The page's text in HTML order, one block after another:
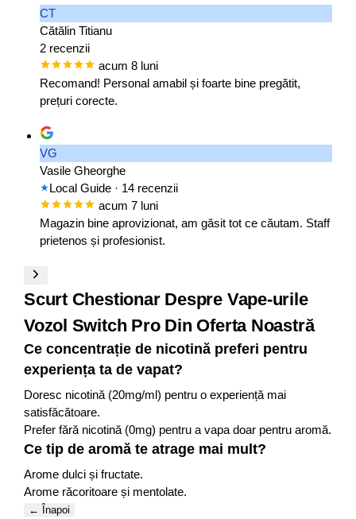
CT
Cătălin Titianu
2 recenzii
acum 8 luni
Recomand! Personal amabil și foarte bine pregătit,
prețuri corecte.
VG
Vasile Gheorghe
Local Guide · 14 recenzii
acum 7 luni
Magazin bine aprovizionat, am găsit tot ce căutam. Staff
prietenos și profesionist.
Scurt Chestionar Despre Vape-urile
Vozol Switch Pro Din Oferta Noastră
Ce concentrație de nicotină preferi pentru
experiența ta de vapat?
Doresc nicotină (20mg/ml) pentru o experiență mai
satisfăcătoare.
Prefer fără nicotină (0mg) pentru a vapa doar pentru aromă.
Ce tip de aromă te atrage mai mult?
Arome dulci și fructate.
Arome răcoritoare și mentolate.
← Înapoi